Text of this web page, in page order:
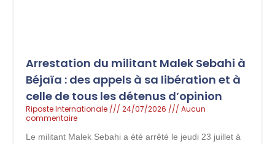
Arrestation du militant Malek Sebahi à
Béjaïa : des appels à sa libération et à
celle de tous les détenus d’opinion
Riposte Internationale 24/07/2026
Aucun
commentaire
Le militant Malek Sebahi a été arrêté le jeudi 23 juillet à